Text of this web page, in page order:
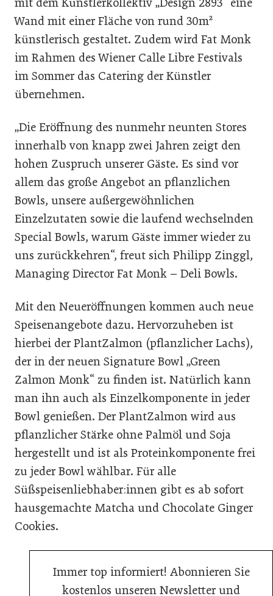
Wand mit einer Fläche von rund 30m²
künstlerisch gestaltet. Zudem wird Fat Monk
im Rahmen des Wiener Calle Libre Festivals
im Sommer das Catering der Künstler
übernehmen.
„Die Eröffnung des nunmehr neunten Stores
innerhalb von knapp zwei Jahren zeigt den
hohen Zuspruch unserer Gäste. Es sind vor
allem das große Angebot an pflanzlichen
Bowls, unsere außergewöhnlichen
Einzelzutaten sowie die laufend wechselnden
Special Bowls, warum Gäste immer wieder zu
uns zurückkehren“, freut sich Philipp Zinggl,
Managing Director Fat Monk – Deli Bowls.
Mit den Neueröffnungen kommen auch neue
Speisenangebote dazu. Hervorzuheben ist
hierbei der PlantZalmon (pflanzlicher Lachs),
der in der neuen Signature Bowl „Green
Zalmon Monk“ zu finden ist. Natürlich kann
man ihn auch als Einzelkomponente in jeder
Bowl genießen. Der PlantZalmon wird aus
pflanzlicher Stärke ohne Palmöl und Soja
hergestellt und ist als Proteinkomponente frei
zu jeder Bowl wählbar. Für alle
Süßspeisenliebhaber:innen gibt es ab sofort
hausgemachte Matcha und Chocolate Ginger
Cookies.
Immer top informiert! Abonnieren Sie
kostenlos unseren Newsletter und